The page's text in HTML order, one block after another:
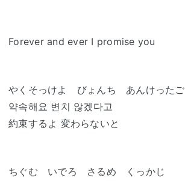
Forever and ever I promise you
やくそっけよ びょんち あんけったご
약속해요 변치 않겠다고
約束するよ 変わらないと
ちぐむ いでろ さるめ くっかじ